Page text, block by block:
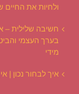
ולחיות את החיים
חשיבה שלילית –
בערך העצמי
מידי
איך לבחור נכון |